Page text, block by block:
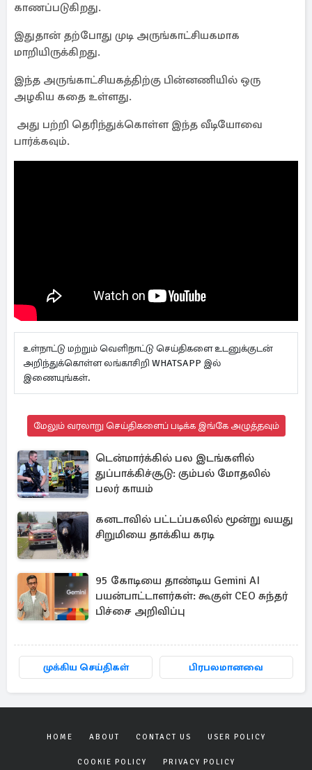
காணப்படுகிறது.
இதுதான் தற்போது முடி அருங்காட்சியகமாக
மாறியிருக்கிறது.
இந்த அருங்காட்சியகத்திற்கு பின்னணியில் ஒரு
அழகிய கதை உள்ளது.
அது பற்றி தெரிந்துக்கொள்ள இந்த வீடியோவை
பார்க்கவும்.
உள்நாட்டு மற்றும் வெளிநாட்டு செய்திகளை உடனுக்குடன்
அறிந்துக்கொள்ள லங்காசிறி WHATSAPP இல்
இணையுங்கள்.
மேலும் வரலாறு செய்திகளைப் படிக்க இங்கே அழுத்தவும்
டென்மார்க்கில் பல இடங்களில்
துப்பாக்கிச்சூடு: கும்பல் மோதலில்
பலர் காயம்
கனடாவில் பட்டப்பகலில் மூன்று வயது
சிறுமியை தாக்கிய கரடி
95 கோடியை தாண்டிய Gemini AI
பயன்பாட்டாளர்கள்: கூகுள் CEO சுந்தர்
பிச்சை அறிவிப்பு
முக்கிய செய்திகள் பிரபலமானவை
HOME ABOUT CONTACT US USER POLICY
COOKIE POLICY PRIVACY POLICY